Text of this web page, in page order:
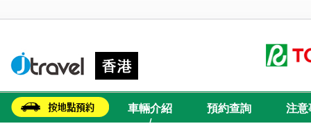
車輛介紹
/
預約查詢 注